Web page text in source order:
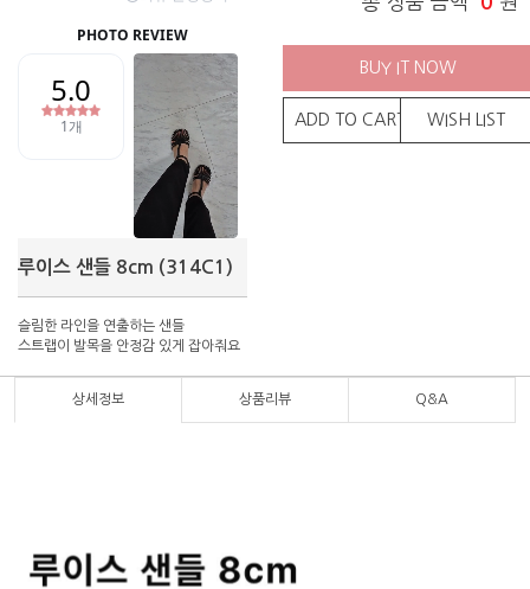
루이스 샌들 8cm (314C1)
슬림한 라인을 연출하는 샌들
스트랩이 발목을 안정감 있게 잡아줘요
BUY IT NOW
ADD TO CART WISH LIST
상세정보 상품리뷰 Q&A